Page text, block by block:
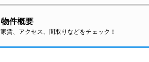
物件概要
家賃、アクセス、間取りなどをチェック！